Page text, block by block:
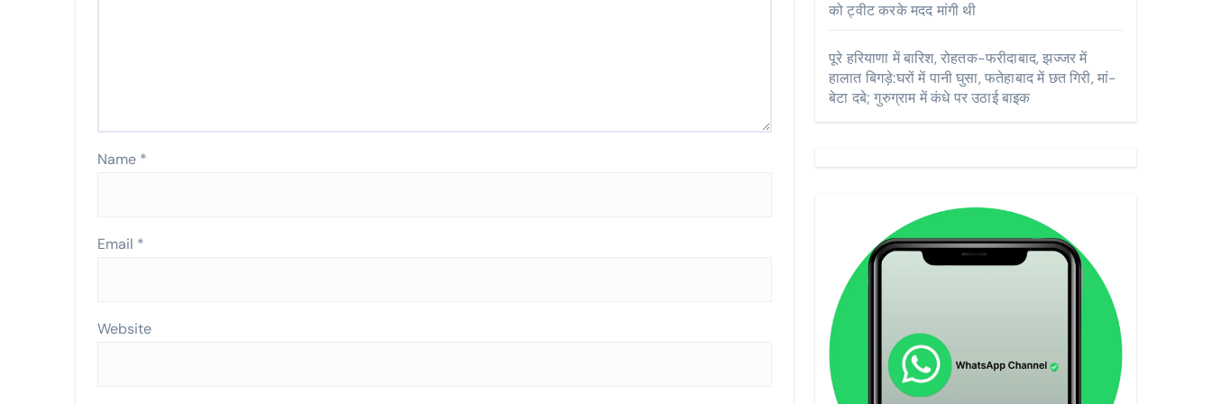
Name *
Email *
Website
को ट्वीट करके मदद मांगी थी
पूरे हरियाणा में बारिश, रोहतक-फरीदाबाद, झज्जर में
हालात बिगड़े:घरों में पानी घुसा, फतेहाबाद में छत गिरी, मां-
बेटा दबे; गुरुग्राम में कंधे पर उठाई बाइक